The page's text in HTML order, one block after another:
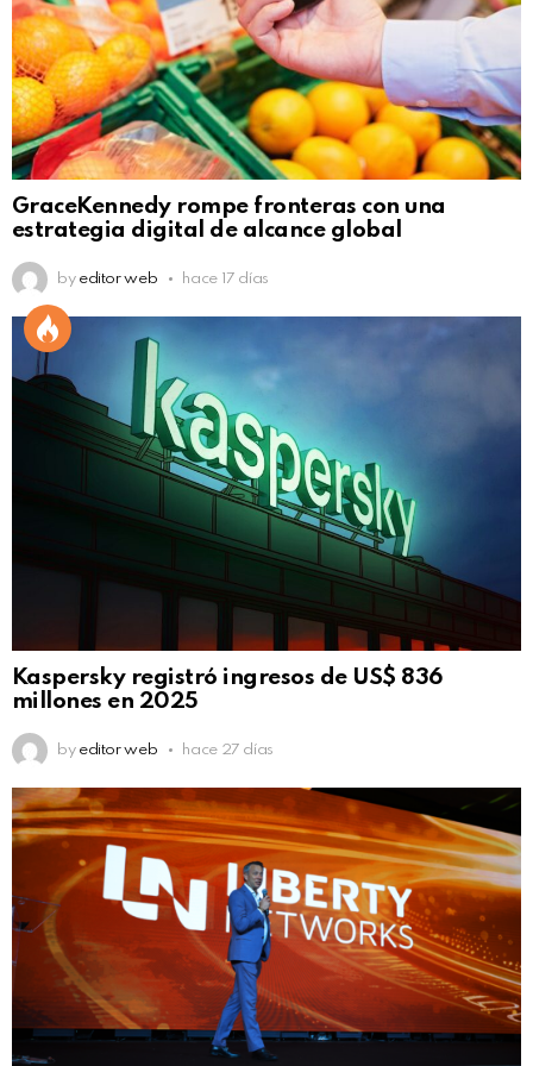
GraceKennedy rompe fronteras con una
estrategia digital de alcance global
by editor web hace 17 días
Kaspersky registró ingresos de US$ 836
millones en 2025
by editor web hace 27 días